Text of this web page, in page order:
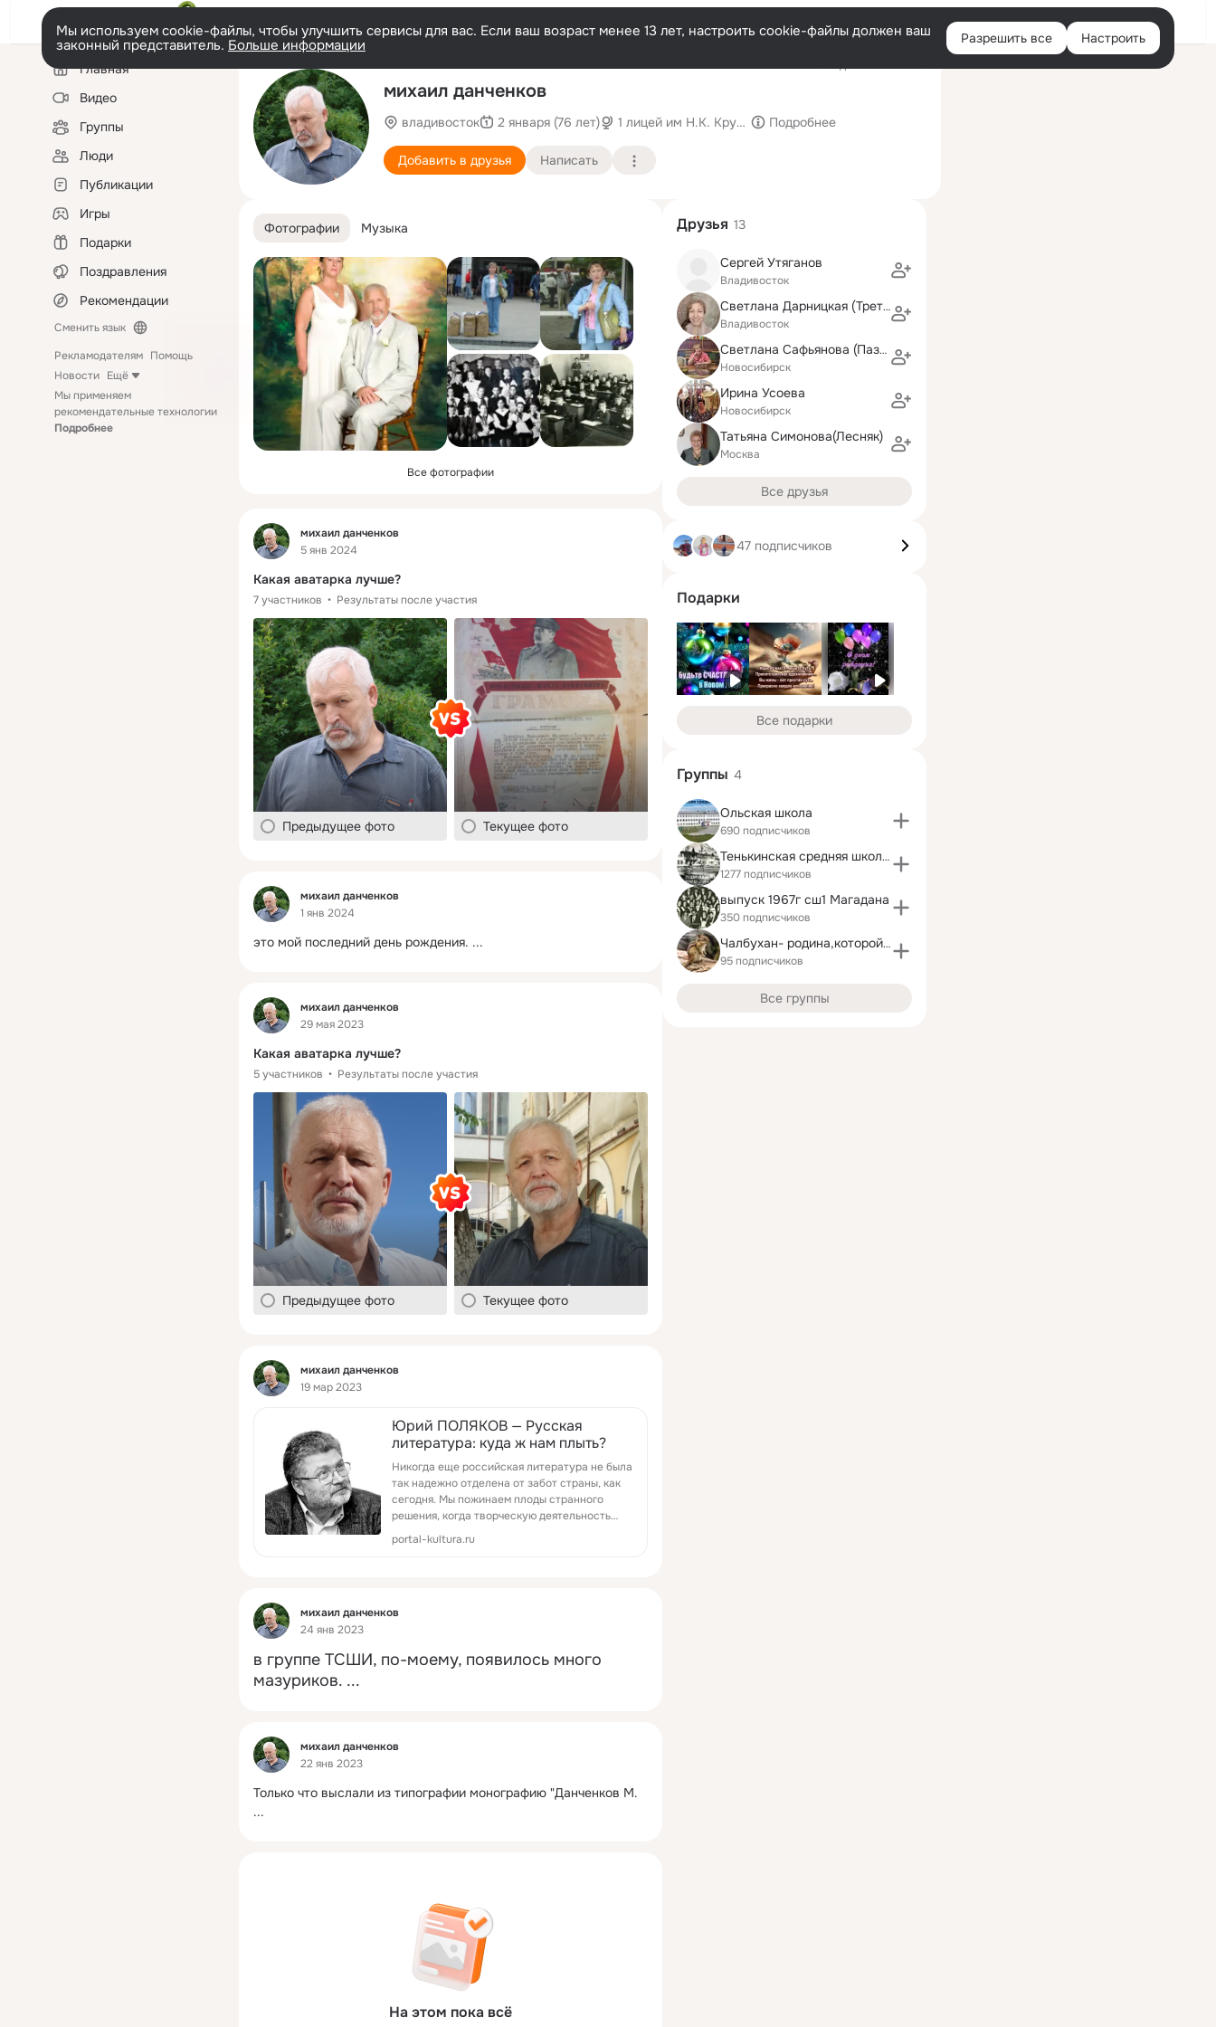
Войти
Мы используем cookie-файлы, чтобы улучшить сервисы для вас. Если ваш возраст менее 13 лет, настроить cookie-файлы должен ваш
законный представитель. Больше информации Разрешить все Настроить
Левая
колонкаГлавная
Видео
Группы
Люди
Публикации
Игры
Подарки
Поздравления
Рекомендации
Сменить язык
Рекламодателям Помощь
Новости Ещё
Мы применяем
рекомендательные технологии
Подробнее
михаил данченков
владивосток 2 января (76 лет) 1 лицей им Н.К. КрупскойПодробнее
Добавить в друзья Написать
Фотографии Музыка
Все фотографии
Фид
михаил данченков
5 янв 2024
Какая аватарка лучше?
7 участников Результаты после участия
Предыдущее фото Текущее фото
Фид
михаил данченков
1 янв 2024
это мой последний день рождения. ...
Фид
михаил данченков
29 мая 2023
Какая аватарка лучше?
5 участников Результаты после участия
Предыдущее фото Текущее фото
Фид
михаил данченков
19 мар 2023
Юрий ПОЛЯКОВ — Русская
литература: куда ж нам плыть?
Никогда еще российская литература не была
так надежно отделена от забот страны, как
сегодня. Мы пожинаем плоды странного
решения, когда творческую деятельность
объявили сферой предоставления
культурных услуг.
portal-kultura.ru
Фид
михаил данченков
24 янв 2023
в группе ТСШИ, по-моему, появилось много
мазуриков. ...
Фид
михаил данченков
22 янв 2023
Только что выслали из типографии монографию "Данченков М.
...
На этом пока всё
Друзья 13
Сергей Утяганов
Владивосток
Светлана Дарницкая (Третьякова)
Владивосток
Светлана Сафьянова (Пазехо)
Новосибирск
Ирина Усоева
Новосибирск
Татьяна Симонова(Лесняк)
Москва
Все друзья
47 подписчиков
Подарки
Все подарки
Группы 4
Ольская школа
690 подписчиков
Тенькинская средняя школа-интернат
1277 подписчиков
выпуск 1967г сш1 Магадана
350 подписчиков
Чалбухан- родина,которой нет
95 подписчиков
Все группы